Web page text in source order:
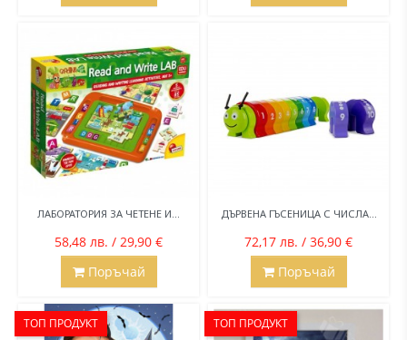
ЛАБОРАТОРИЯ ЗА ЧЕТЕНЕ И...
58,48 лв. / 29,90 €
Поръчай
ДЪРВЕНА ГЪСЕНИЦА С ЧИСЛА...
72,17 лв. / 36,90 €
Поръчай
ТОП ПРОДУКТ ТОП ПРОДУКТ